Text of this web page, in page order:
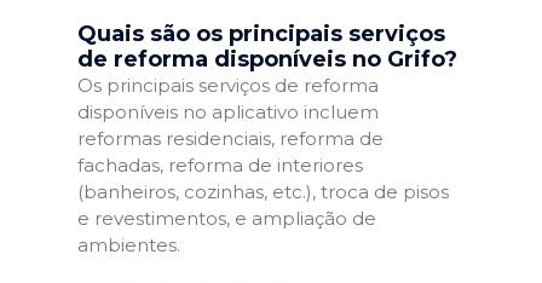
Quais são os principais serviços
de reforma disponíveis no Grifo?
Os principais serviços de reforma
disponíveis no aplicativo incluem
reformas residenciais, reforma de
fachadas, reforma de interiores
(banheiros, cozinhas, etc.), troca de pisos
e revestimentos, e ampliação de
ambientes.